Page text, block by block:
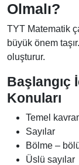
Olmalı?
TYT Matematik
büyük önem
oluşturur.
Başlangıç
Konuları
Temel
Sayılar
Bölme –
Üslü sayılar